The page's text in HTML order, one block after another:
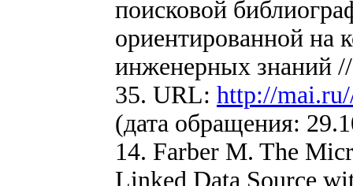
поисковой
ориентированной на
инженерных
35. URL: http://
(дата обращения:
14. Farber M. The
Linked Data Source